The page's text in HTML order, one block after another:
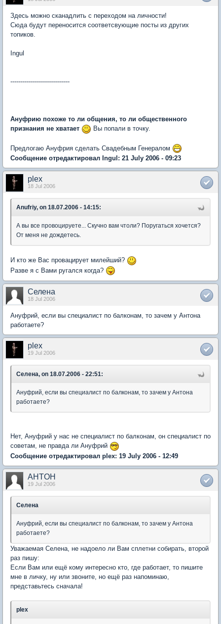
Здесь можно сканадлить с переходом на личности!
Сюда будут переносится соответсвующие посты из других
топиков.
Ingul
------------------------------
Ануфрию похоже то ли общения, то ли общественного
признания не хватает
Вы попали в точку.
Предлогаю Ануфрия сделать Свадебным Генералом
Сообщение отредактировал Ingul: 21 July 2006 - 09:23
plex
18 Jul 2006
Anufriy, on 18.07.2006 - 14:15:
А вы все провоцируете... Скучно вам чтоли? Поругаться хочется?
От меня не дождетесь.
И кто же Вас провацирует милейший?
Разве я с Вами ругался когда?
Селена
18 Jul 2006
Ануфрий, если вы специалист по балконам, то зачем у Антона
работаете?
plex
19 Jul 2006
Селена, on 18.07.2006 - 22:51:
Ануфрий, если вы специалист по балконам, то зачем у Антона
работаете?
Нет, Ануфрий у нас не специалист по балконам, он специалист по
советам, не правда ли Ануфрий
Сообщение отредактировал plex: 19 July 2006 - 12:49
AHTOH
19 Jul 2006
Селена
Ануфрий, если вы специалист по балконам, то зачем у Антона
работаете?
Уважаемая Селена, не надоело ли Вам сплетни собирать, второй
раз пишу:
Если Вам или ещё кому интересно кто, где работает, то пишите
мне в личку, ну или звоните, но ещё раз напоминаю,
представьтесь сначала!
plex